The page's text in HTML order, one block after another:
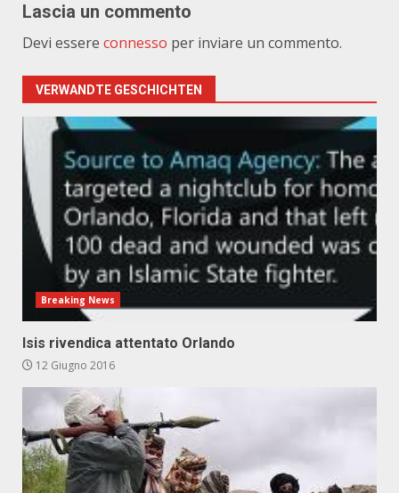
Lascia un commento
Devi essere connesso per inviare un commento.
VERWANDTE GESCHICHTEN
Breaking News
Isis rivendica attentato Orlando
12 Giugno 2016